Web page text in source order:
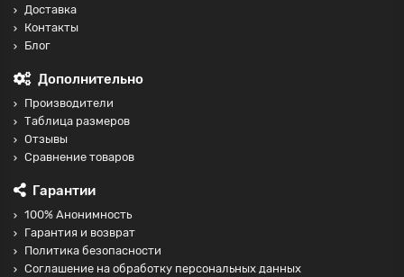
Доставка
Контакты
Блог
Дополнительно
Производители
Таблица размеров
Отзывы
Сравнение товаров
Гарантии
100% Анонимность
Гарантия и возврат
Политика безопасности
Соглашение на обработку персональных данных